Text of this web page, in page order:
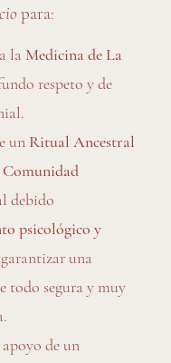
para:
la Medicina de La
respeto y de
un Ritual Ancestral
Comunidad
debido
psicológico y
una
todo segura y muy
de un